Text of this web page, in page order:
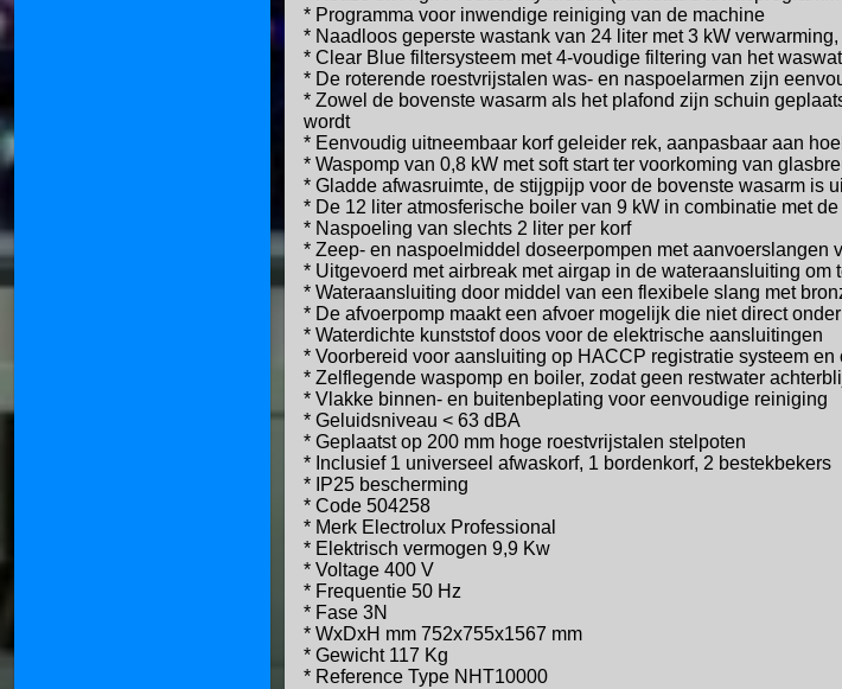
* Programma voor inwendige reiniging van de machine
* Naadloos geperste wastank van 24 liter met 3 kW verwarming,
* Clear Blue filtersysteem met 4-voudige filtering van het
* De roterende roestvrijstalen was- en naspoelarmen zijn
* Zowel de bovenste wasarm als het plafond zijn schuin
wordt
* Eenvoudig uitneembaar korf geleider rek, aanpasbaar aan
* Waspomp van 0,8 kW met soft start ter voorkoming van
* Gladde afwasruimte, de stijgpijp voor de bovenste wasarm is
* De 12 liter atmosferische boiler van 9 kW in combinatie met de
* Naspoeling van slechts 2 liter per korf
* Zeep- en naspoelmiddel doseerpompen met aanvoerslangen
* Uitgevoerd met airbreak met airgap in de wateraansluiting om
* Wateraansluiting door middel van een flexibele slang met
* De afvoerpomp maakt een afvoer mogelijk die niet direct onder
* Waterdichte kunststof doos voor de elektrische aansluitingen
* Voorbereid voor aansluiting op HACCP registratie systeem en
* Zelflegende waspomp en boiler, zodat geen restwater
* Vlakke binnen- en buitenbeplating voor eenvoudige reiniging
* Geluidsniveau < 63 dBA
* Geplaatst op 200 mm hoge roestvrijstalen stelpoten
* Inclusief 1 universeel afwaskorf, 1 bordenkorf, 2 bestekbekers
* IP25 bescherming
* Code 504258
* Merk Electrolux Professional
* Elektrisch vermogen 9,9 Kw
* Voltage 400 V
* Frequentie 50 Hz
* Fase 3N
* WxDxH mm 752x755x1567 mm
* Gewicht 117 Kg
* Reference Type NHT10000